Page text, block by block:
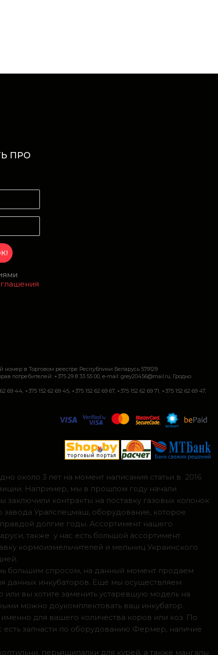
ПРО
в Торговом реестре Республики Беларусь 579129
+375 29 8 33 55 00, e-mail: grey20456@mail.ru, Гродно
+375 152 62 69 45, +375 152 62 69 67, +375 152 62 69 71, +375 152 62 69 47,
около 3 лет на момент написания статьи в 2016
Например, мы в прошлом году начали
контракты на поставку газовых колонок
Уралспецмаш, оборудование, которое
долгие годы. Ассортимент нашего
также у нас есть большой ассортимент
кормоизмельчителей и мельниц Украинского
большим спросом, на данный момент продаем
данных инкубаторов. Ещё мы осуществляем
вы хотите заменить устаревшую модель на
можно доукомплектовать ваш инкубатор.
для вашего количества коров или коз. По
запчасти по оборудованию Фермер, наличие
перьящипалки для курей, а также мангалы